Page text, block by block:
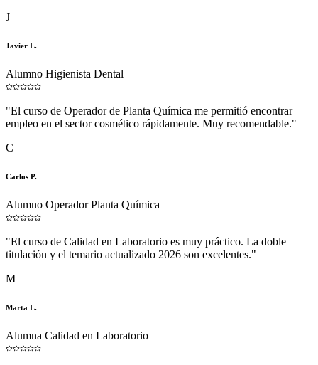
J
Javier L.
Alumno Higienista Dental
"El curso de Operador de Planta Química me permitió encontrar
empleo en el sector cosmético rápidamente. Muy recomendable."
C
Carlos P.
Alumno Operador Planta Química
"El curso de Calidad en Laboratorio es muy práctico. La doble
titulación y el temario actualizado 2026 son excelentes."
M
Marta L.
Alumna Calidad en Laboratorio